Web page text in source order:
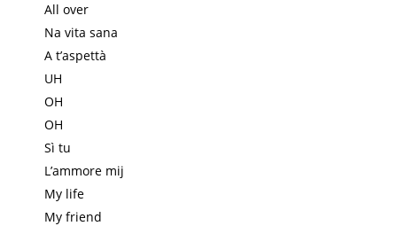
All over
Na vita sana
A t’aspettà
UH
OH
OH
Sì tu
L’ammore mij
My life
My friend